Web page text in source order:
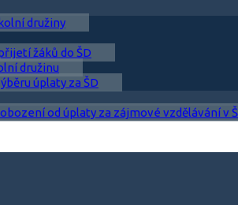
družiny
žáků do ŠD
družinu
úplaty za ŠD
od úplaty za zájmové vzdělávání v